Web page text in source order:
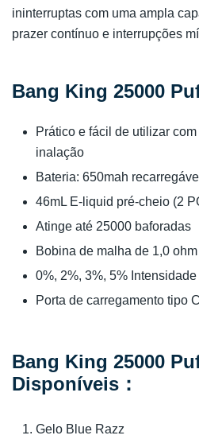
ininterruptas com uma ampla
prazer contínuo e interrupções
Bang King 25000
Prático e fácil de utilizar
inalação
Bateria: 650mah recarregável
46mL E-liquid pré-cheio (2
Atinge até 25000 baforadas
Bobina de malha de 1,0 ohm
0%, 2%, 3%, 5%
Porta de carregamento tipo C
Bang King 25000
Disponíveis：
Gelo Blue Razz